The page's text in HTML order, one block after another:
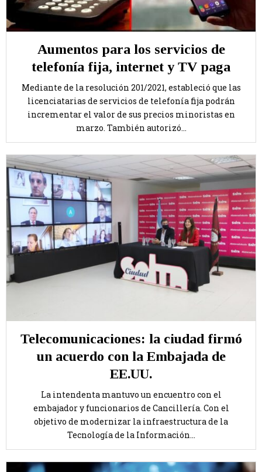
Aumentos para los servicios de
telefonía fija, internet y TV paga
Mediante de la resolución 201/2021, estableció que las
licenciatarias de servicios de telefonía fija podrán
incrementar el valor de sus precios minoristas en
marzo. También autorizó...
Telecomunicaciones: la ciudad firmó
un acuerdo con la Embajada de
EE.UU.
La intendenta mantuvo un encuentro con el
embajador y funcionarios de Cancillería. Con el
objetivo de modernizar la infraestructura de la
Tecnología de la Información...